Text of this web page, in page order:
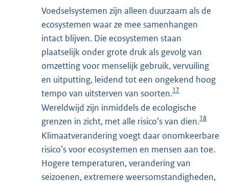
Voedselsystemen zijn alleen duurzaam als de
ecosystemen waar ze mee samenhangen
intact blijven. Die ecosystemen staan
plaatselijk onder grote druk als gevolg van
omzetting voor menselijk gebruik, vervuiling
en uitputting, leidend tot een ongekend hoog
tempo van uitsterven van soorten.17
Wereldwijd zijn inmiddels de ecologische
grenzen in zicht, met alle risico’s van dien.18
Klimaatverandering voegt daar onomkeerbare
risico’s voor ecosystemen en mensen aan toe.
Hogere temperaturen, verandering van
seizoenen, extremere weersomstandigheden,